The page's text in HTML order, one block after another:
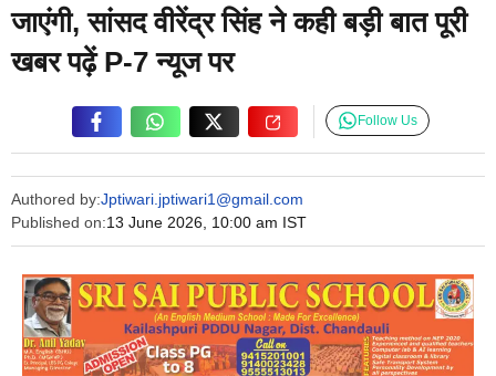
जाएंगी, सांसद वीरेंद्र सिंह ने कही बड़ी बात पूरी
खबर पढ़ें P-7 न्यूज पर
Authored by:Jptiwari.jptiwari1@gmail.com
Published on:13 June 2026, 10:00 am IST
Follow Us